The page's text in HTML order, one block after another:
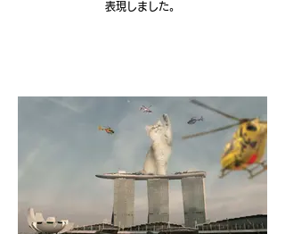
表現しました。